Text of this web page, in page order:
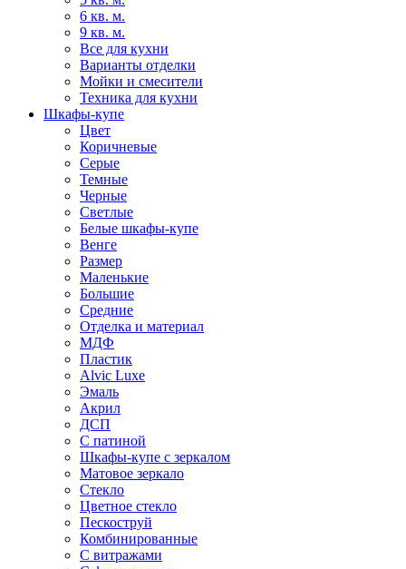
6 кв. м.
9 кв. м.
Все для кухни
Варианты отделки
Мойки и смесители
Техника для кухни
Шкафы-купе
Цвет
Коричневые
Серые
Темные
Черные
Светлые
Белые шкафы-купе
Венге
Размер
Маленькие
Большие
Средние
Отделка и материал
МДФ
Пластик
Alvic Luxe
Эмаль
Акрил
ДСП
С патиной
Шкафы-купе с зеркалом
Матовое зеркало
Стекло
Цветное стекло
Пескоструй
Комбинированные
С витражами